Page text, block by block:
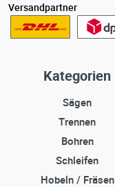
Versandpartner
Kategorien
Sägen
Trennen
Bohren
Schleifen
Hobeln / Fräsen